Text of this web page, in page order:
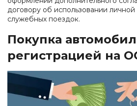
договору об использовании
служебных поездок.
Покупка
регистрацией на